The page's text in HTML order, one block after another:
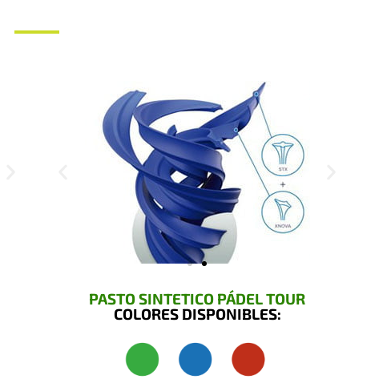
PASTO SINTETICO PÁDEL TOUR
COLORES DISPONIBLES: